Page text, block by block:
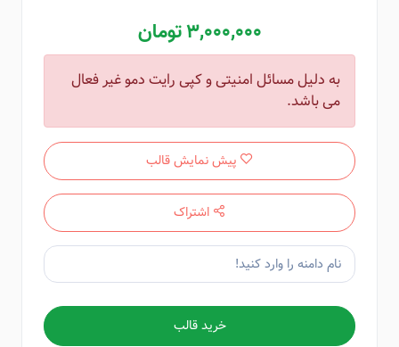
3,000,000 تومان
به دلیل مسائل امنیتی و کپی رایت دمو غیر فعال
می باشد.
پیش نمایش قالب
اشتراک
خرید قالب